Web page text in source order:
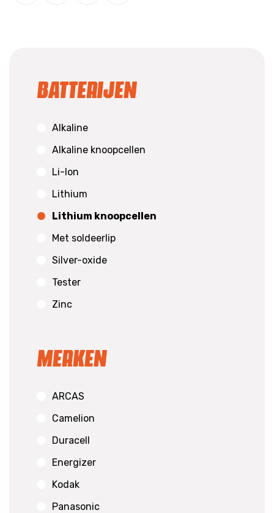
Batterijen
Alkaline
Alkaline knoopcellen
Li-Ion
Lithium
Lithium knoopcellen
Met soldeerlip
Silver-oxide
Tester
Zinc
Merken
ARCAS
Camelion
Duracell
Energizer
Kodak
Panasonic